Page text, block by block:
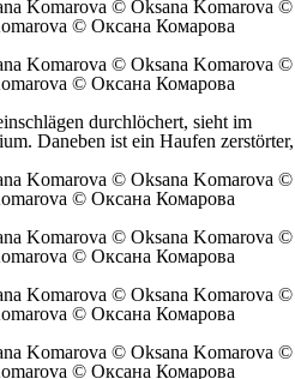
durchlöchert, sieht im
Daneben ist ein Haufen zerstörter,